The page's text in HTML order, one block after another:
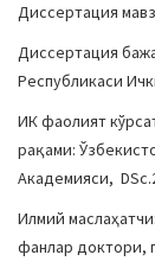
Диссертация
Диссертация
Республикаси
ИК фаолият
рақами:
Академияси,
Илмий
фанлар доктори,